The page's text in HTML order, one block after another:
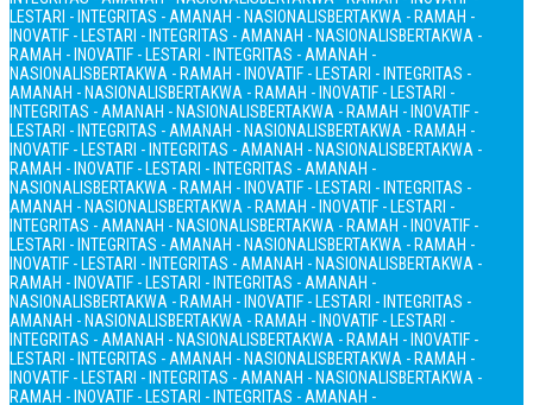
LESTARI - INTEGRITAS - AMANAH - NASIONALISBERTAKWA - RAMAH -
INOVATIF - LESTARI - INTEGRITAS - AMANAH - NASIONALISBERTAKWA -
RAMAH - INOVATIF - LESTARI - INTEGRITAS - AMANAH -
NASIONALISBERTAKWA - RAMAH - INOVATIF - LESTARI - INTEGRITAS -
AMANAH - NASIONALISBERTAKWA - RAMAH - INOVATIF - LESTARI -
INTEGRITAS - AMANAH - NASIONALISBERTAKWA - RAMAH - INOVATIF -
LESTARI - INTEGRITAS - AMANAH - NASIONALISBERTAKWA - RAMAH -
INOVATIF - LESTARI - INTEGRITAS - AMANAH - NASIONALISBERTAKWA -
RAMAH - INOVATIF - LESTARI - INTEGRITAS - AMANAH -
NASIONALISBERTAKWA - RAMAH - INOVATIF - LESTARI - INTEGRITAS -
AMANAH - NASIONALISBERTAKWA - RAMAH - INOVATIF - LESTARI -
INTEGRITAS - AMANAH - NASIONALISBERTAKWA - RAMAH - INOVATIF -
LESTARI - INTEGRITAS - AMANAH - NASIONALISBERTAKWA - RAMAH -
INOVATIF - LESTARI - INTEGRITAS - AMANAH - NASIONALISBERTAKWA -
RAMAH - INOVATIF - LESTARI - INTEGRITAS - AMANAH -
NASIONALISBERTAKWA - RAMAH - INOVATIF - LESTARI - INTEGRITAS -
AMANAH - NASIONALISBERTAKWA - RAMAH - INOVATIF - LESTARI -
INTEGRITAS - AMANAH - NASIONALISBERTAKWA - RAMAH - INOVATIF -
LESTARI - INTEGRITAS - AMANAH - NASIONALISBERTAKWA - RAMAH -
INOVATIF - LESTARI - INTEGRITAS - AMANAH - NASIONALISBERTAKWA -
RAMAH - INOVATIF - LESTARI - INTEGRITAS - AMANAH -